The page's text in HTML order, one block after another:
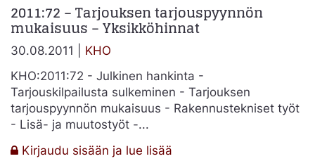
–
julkiset
2011:72 – Tarjouksen tarjouspyynnön
mukaisuus – Yksikköhinnat
30.08.2011 | KHO
KHO:2011:72 - Julkinen hankinta -
Tarjouskilpailusta sulkeminen - Tarjouksen
tarjouspyynnön mukaisuus - Rakennustekniset työt
- Lisä- ja muutostyöt -...
Kirjaudu sisään ja lue lisää